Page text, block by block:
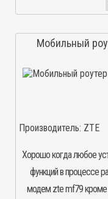
Мобильный
Производитель: ZTE
Хорошо когда любое
функций в процессе
модем zte mf79 кроме